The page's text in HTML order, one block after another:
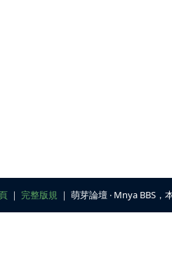
｜ 完整版規 ｜ 萌芽論壇 ‧ Mnya BBS